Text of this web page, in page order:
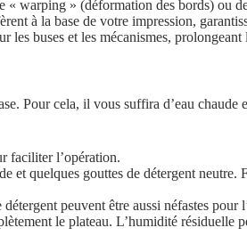
« warping » (déformation des bords) ou
à la base de votre impression,
les buses et les mécanismes,
Pour cela, il vous suffira d’eau chaude
faciliter l’opération.
et quelques gouttes de détergent
peuvent être aussi néfastes pour
le plateau. L’humidité résiduelle